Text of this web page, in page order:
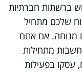
ברשתות חברתיות
שלכם מתחיל
מנוחה. אם אתם
20 דקות והמחשבות מתחילות
עסקו בפעילות